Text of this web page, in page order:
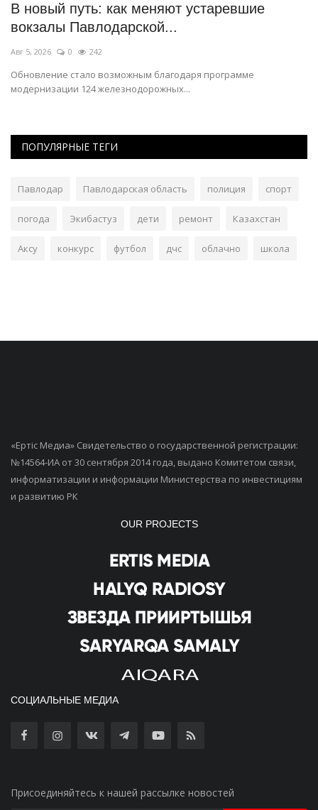
В новый путь: как меняют устаревшие
вокзалы Павлодарской...
Авг 5, 2026 0 242
Обновление стало возможным благодаря программе
модернизации 124 железнодорожных...
ПОПУЛЯРНЫЕ ТЕГИ
Павлодар Павлодарская область полиция спорт
погода Экибастуз дети ремонт Казахстан
Аксу конкурс футбол дчс облачно школа
«Ертiс Медиа» Свидетельство о государственной регистрации:
№14564-ИА от 30 сентября 2014 года, выдано Комитетом связи,
информатизации и информации Министерства по инвестициям
и развитию РК
OUR PROJECTS
СОЦИАЛЬНЫЕ МЕДИА
Присоединяйтесь к нашей рассылке новостей